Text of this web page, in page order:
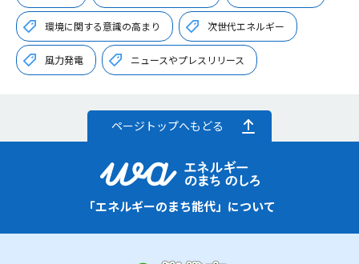
環境に関する意識の高まり 次世代エネルギー
風力発電 ニュースやプレスリリース
ページトップへもどる
「エネルギーのまち能代」について